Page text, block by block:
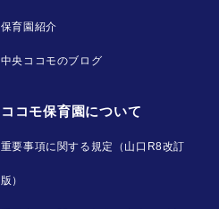
保育園紹介
中央ココモのブログ
ココモ保育園について
重要事項に関する規定（山口R8改訂
版）